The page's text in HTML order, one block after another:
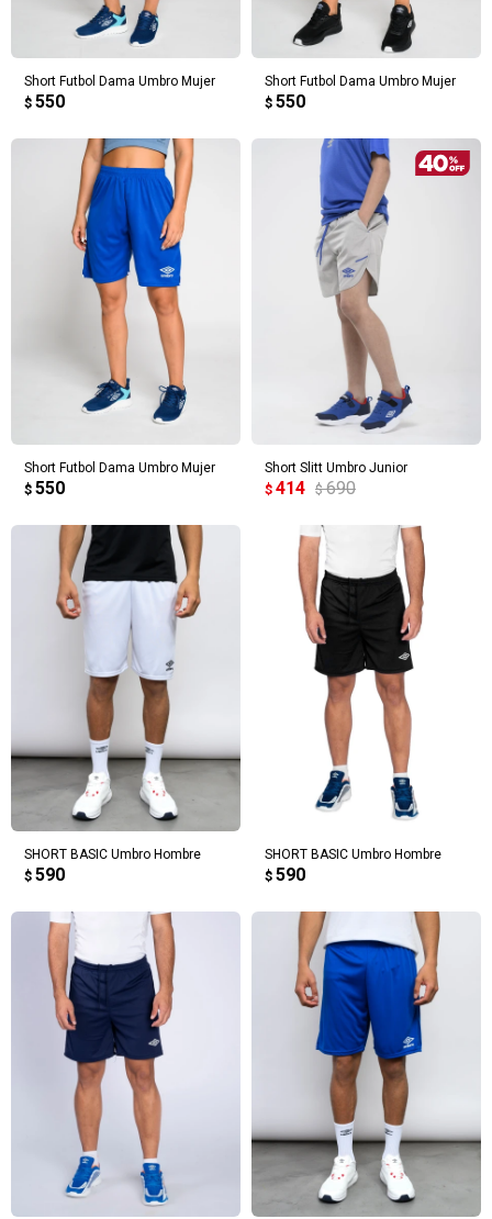
Short Futbol Dama Umbro Mujer
$ 550
Short Futbol Dama Umbro Mujer
$ 550
Short Futbol Dama Umbro Mujer
$ 550
Short Slitt Umbro Junior
$ 414 $ 690
SHORT BASIC Umbro Hombre
$ 590
SHORT BASIC Umbro Hombre
$ 590